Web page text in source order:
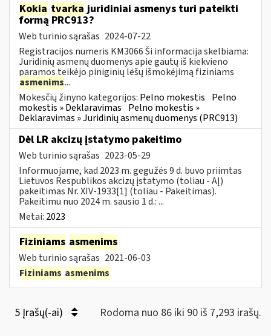
Kokia tvarka juridiniai asmenys turi pateikti
formą PRC913?
Web turinio sąrašas 2024-07-22
Registracijos numeris KM3066 Ši informacija skelbiama:
Juridinių asmenų duomenys apie gautų iš kiekvieno
paramos teikėjo piniginių lėšų išmokėjimą fiziniams
asmenims...
Mokesčių žinyno kategorijos: Pelno mokestis Pelno
mokestis » Deklaravimas Pelno mokestis »
Deklaravimas » Juridinių asmenų duomenys (PRC913)
Dėl LR akcizų įstatymo pakeitimo
Web turinio sąrašas 2023-05-29
Informuojame, kad 2023 m. gegužės 9 d. buvo priimtas
Lietuvos Respublikos akcizų įstatymo (toliau - AĮ)
pakeitimas Nr. XIV-1933[1] (toliau - Pakeitimas).
Pakeitimu nuo 2024 m. sausio 1 d.: ...
Metai: 2023
Fiziniams asmenims
Web turinio sąrašas 2021-06-03
Fiziniams asmenims
5 Įrašų(-ai) Rodoma nuo 86 iki 90 iš 7,293 irašų.